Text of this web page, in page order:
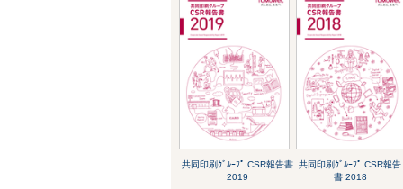
共同印刷ｸﾞﾙｰﾌﾟ CSR報告書
2019
共同印刷ｸﾞﾙｰﾌﾟ CSR報告
書 2018